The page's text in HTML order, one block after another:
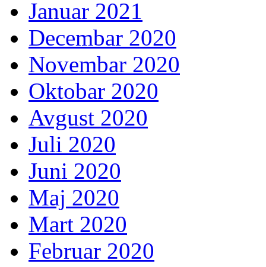
Januar 2021
Decembar 2020
Novembar 2020
Oktobar 2020
Avgust 2020
Juli 2020
Juni 2020
Maj 2020
Mart 2020
Februar 2020